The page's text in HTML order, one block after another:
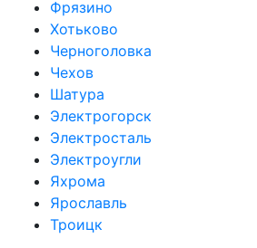
Фрязино
Хотьково
Черноголовка
Чехов
Шатура
Электрогорск
Электросталь
Электроугли
Яхрома
Ярославль
Троицк